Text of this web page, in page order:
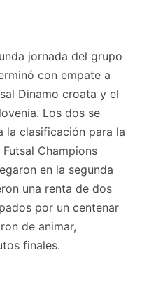
jornada del grupo
con empate a
Dinamo croata y el
Los dos se
la clasificación para la
Champions
en la segunda
una renta de dos
por un centenar
de animar,
finales.